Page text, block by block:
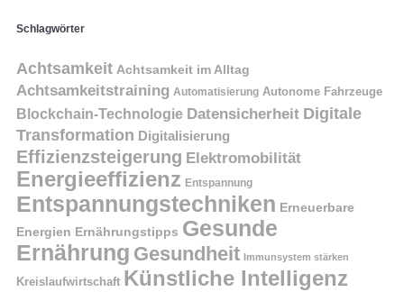
Schlagwörter
Achtsamkeit Achtsamkeit im Alltag
Achtsamkeitstraining Automatisierung Autonome Fahrzeuge
Blockchain-Technologie Datensicherheit Digitale
Transformation Digitalisierung
Effizienzsteigerung Elektromobilität
Energieeffizienz Entspannung
Entspannungstechniken Erneuerbare
Energien Ernährungstipps Gesunde
Ernährung Gesundheit Immunsystem stärken
Kreislaufwirtschaft Künstliche Intelligenz